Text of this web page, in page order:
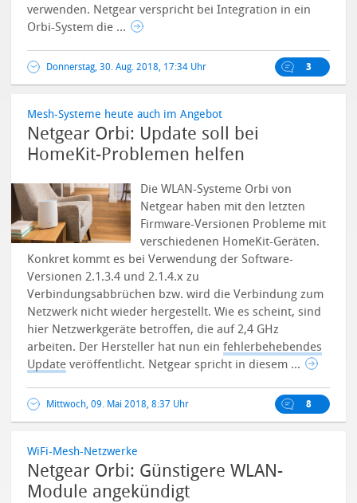
verwenden. Netgear verspricht bei Integration in ein
Orbi-System die ...
Donnerstag, 30. Aug. 2018, 17:34 Uhr 3
Mesh-Systeme heute auch im Angebot
Netgear Orbi: Update soll bei
HomeKit-Problemen helfen
Die WLAN-Systeme Orbi von
Netgear haben mit den letzten
Firmware-Versionen Probleme mit
verschiedenen HomeKit-Geräten.
Konkret kommt es bei Verwendung der Software-
Versionen 2.1.3.4 und 2.1.4.x zu
Verbindungsabbrüchen bzw. wird die Verbindung zum
Netzwerk nicht wieder hergestellt. Wie es scheint, sind
hier Netzwerkgeräte betroffen, die auf 2,4 GHz
arbeiten. Der Hersteller hat nun einfehlerbehebendes
Update veröffentlicht. Netgear spricht in diesem ...
Mittwoch, 09. Mai 2018, 8:37 Uhr 8
WiFi-Mesh-Netzwerke
Netgear Orbi: Günstigere WLAN-
Module angekündigt